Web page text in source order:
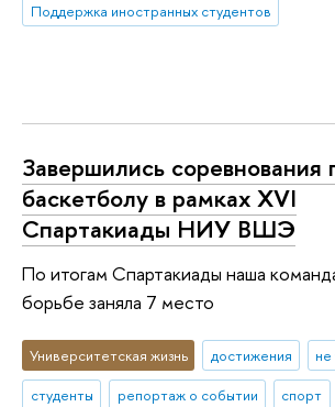
Поддержка иностранных студентов
Завершились соревнования
баскетболу в рамках XVI
Спартакиады НИУ ВШЭ
По итогам Спартакиады наша
борьбе заняла 7 место
Университетская жизнь достижения
не
студенты
репортаж о событии
спорт